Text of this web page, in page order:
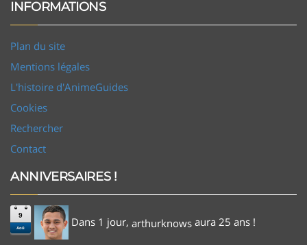
INFORMATIONS
Plan du site
Mentions légales
L'histoire d'AnimeGuides
Cookies
Rechercher
Contact
ANNIVERSAIRES !
9
Aoû Dans 1 jour, arthurknows aura 25 ans !